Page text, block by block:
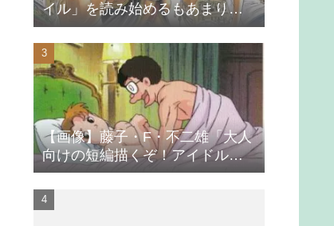
イル」を読み始めるもあまりの
つまらなさに挫折する
【画像】藤子・F・不二雄「大人
向けの短編描くぞ！アイドルが
無理やり抱かれるシーン入れ
よ」